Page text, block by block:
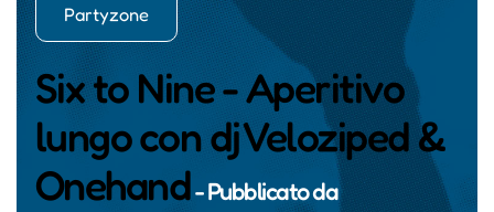
Partyzone
Six to Nine - Aperitivo
lungo con dj Veloziped &
Onehand- Pubblicato da